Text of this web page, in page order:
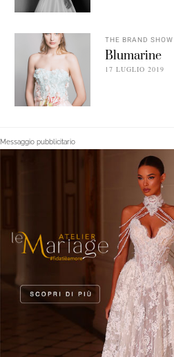
THE BRAND SHOW
Blumarine
17 LUGLIO 2019
Messaggio pubblicitario